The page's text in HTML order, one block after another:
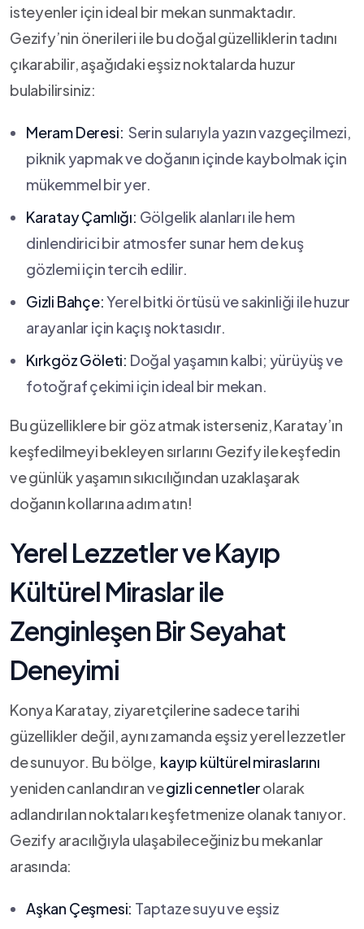
isteyenler için ideal bir mekan sunmaktadır.
Gezify’nin önerileri ile bu doğal⁣ güzelliklerin tadını
çıkarabilir, aşağıdaki eşsiz noktalarda huzur‍
bulabilirsiniz:
Meram Deresi: ⁢ Serin sularıyla yazın vazgeçilmezi,
piknik yapmak ve doğanın içinde kaybolmak ‍için
mükemmel bir‌ yer.
Karatay Çamlığı: Gölgelik ⁤alanları​ ile hem
dinlendirici bir atmosfer sunar hem de kuş
gözlemi için tercih edilir.
Gizli Bahçe:Yerel bitki örtüsü ve sakinliği ile huzur
arayanlar için⁢ kaçış noktasıdır.
Kırkgöz​ Göleti: Doğal yaşamın kalbi; yürüyüş ve
fotoğraf çekimi için ideal ​bir mekan.
Bu güzelliklere bir göz atmak ⁤isterseniz, Karatay’ın‍
keşfedilmeyi‌ bekleyen sırlarını Gezify ile keşfedin
ve günlük ⁤yaşamın ⁣sıkıcılığından uzaklaşarak‍
doğanın ​kollarına adım atın!
Yerel Lezzetler ve Kayıp
Kültürel Miraslar ile
Zenginleşen‍ Bir Seyahat
Deneyimi
Konya Karatay, ziyaretçilerine sadece tarihi
güzellikler değil, aynı zamanda eşsiz yerel lezzetler
de sunuyor. Bu‌ bölge, ⁤ kayıp kültürel⁤ miraslarını
yeniden canlandıran vegizli cennetlerolarak
⁢adlandırılan noktaları keşfetmenize olanak tanıyor.
Gezify aracılığıyla⁣ ulaşabileceğiniz bu mekanlar
arasında:
Aşkan Çeşmesi: Taptaze suyu ve ‍eşsiz